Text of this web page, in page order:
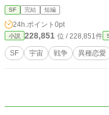
SF 完結 短編
24h.ポイント 0pt
小説 228,851 位 / 228,851件
SF 宇宙 戦争 異種恋愛